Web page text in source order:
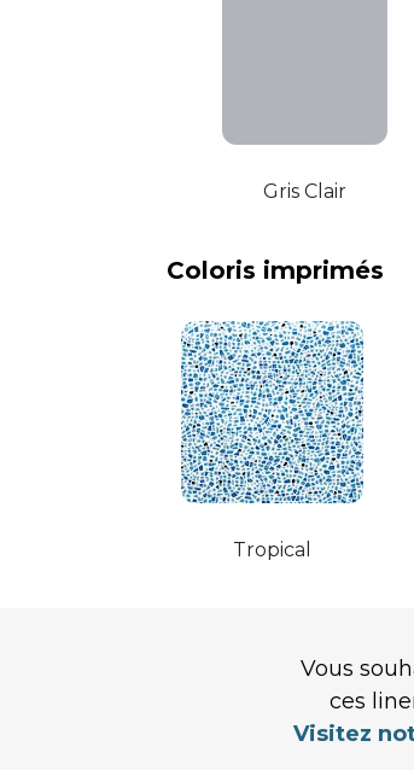
Gris Clair
Coloris imprimés
Tropical
Vous
ces
Visitez